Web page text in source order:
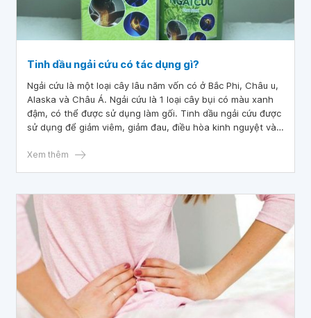
Tinh dầu ngải cứu có tác dụng gì?
Ngải cứu là một loại cây lâu năm vốn có ở Bắc Phi, Châu u,
Alaska và Châu Á. Ngải cứu là 1 loại cây bụi có màu xanh
đậm, có thể được sử dụng làm gối. Tinh dầu ngải cứu được
sử dụng để giảm viêm, giảm đau, điều hòa kinh nguyệt và
Xem thêm